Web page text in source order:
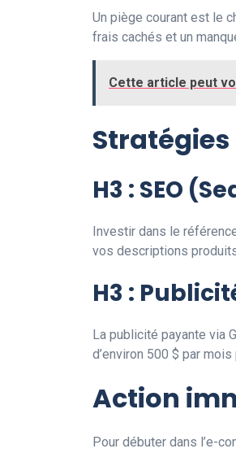
Un piège courant est le
frais cachés et un
Cette article peut
H3 : SEO
Investir dans le
vos descriptions
H3 :
La publicité payante via
d’environ 500 $ par
Action
Pour débuter dans l’e-